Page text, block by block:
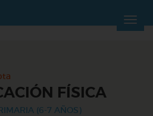
FÍSICA
(6-7 AÑOS)